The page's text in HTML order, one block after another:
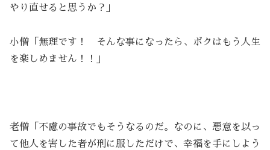
やり直せると思うか？」
小僧「無理です！ そんな事になったら、ボクはもう人生
を楽しめません！！」
老僧「不慮の事故でもそうなるのだ。なのに、悪意を以っ
て他人を害した者が刑に服しただけで、幸福を手にしよう